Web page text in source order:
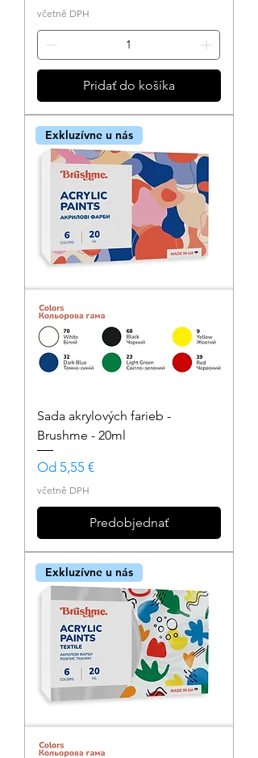
včetně DPH
Pridať do košíka
Exkluzívne u nás
Sada akrylových farieb -
Brushme - 20ml
Od 5,55 €
Zvýhodněná cena
včetně DPH
Predobjednať
Exkluzívne u nás